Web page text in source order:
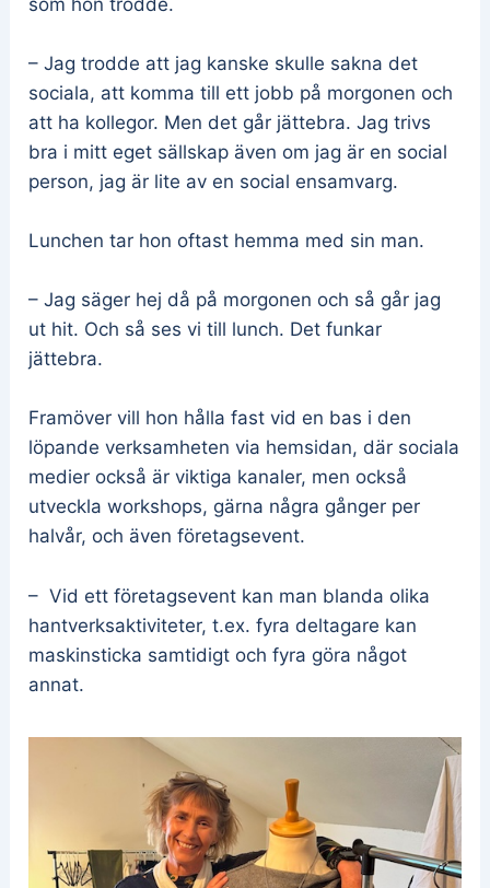
– Jag trodde att jag kanske skulle sakna det
sociala, att komma till ett jobb på morgonen och
att ha kollegor. Men det går jättebra. Jag trivs
bra i mitt eget sällskap även om jag är en social
person, jag är lite av en social ensamvarg.
Lunchen tar hon oftast hemma med sin man.
– Jag säger hej då på morgonen och så går jag
ut hit. Och så ses vi till lunch. Det funkar
jättebra.
Framöver vill hon hålla fast vid en bas i den
löpande verksamheten via hemsidan, där sociala
medier också är viktiga kanaler, men också
utveckla workshops, gärna några gånger per
halvår, och även företagsevent.
– Vid ett företagsevent kan man blanda olika
hantverksaktiviteter, t.ex. fyra deltagare kan
maskinsticka samtidigt och fyra göra något
annat.